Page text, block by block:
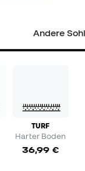
Andere
TURF
Harter Boden
36,99 €